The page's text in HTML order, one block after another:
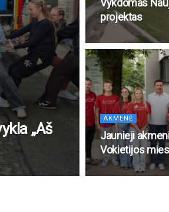
„Aš
Vykdomas
projektas
AKMENĖ
Jaunieji
Vokietijos